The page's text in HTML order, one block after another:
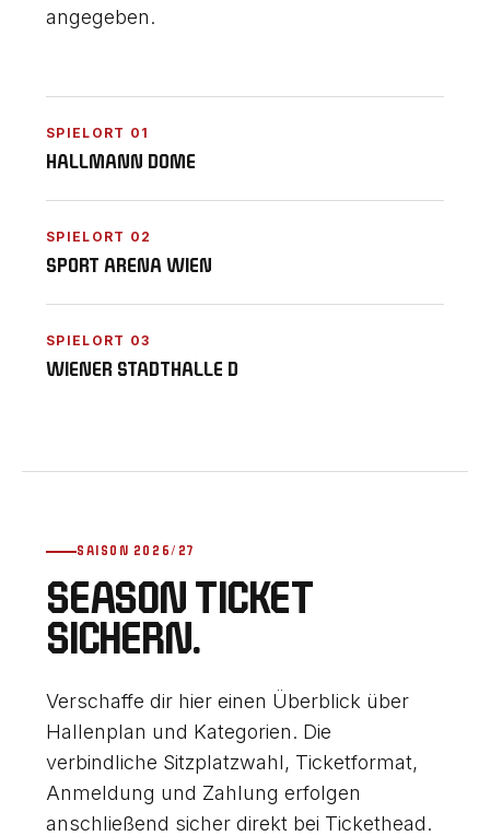
angegeben.
SPIELORT 01
HALLMANN DOME
SPIELORT 02
SPORT ARENA WIEN
SPIELORT 03
WIENER STADTHALLE D
SAISON 2026/27
SEASON TICKET
SICHERN.
Verschaffe dir hier einen Überblick über
Hallenplan und Kategorien. Die
verbindliche Sitzplatzwahl, Ticketformat,
Anmeldung und Zahlung erfolgen
anschließend sicher direkt bei Tickethead.